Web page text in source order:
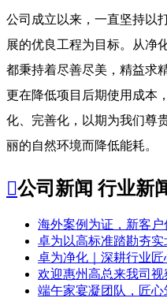
公司成立以来，一直坚持以
展的优良工程为目标。从净
都秉持着尽善尽美，精益求
更在降低项目后期使用成本
化、完善化，以期为我们尊
丽的自然环境而降低能耗。
公司新闻 行业新
海外案例为证，新客
卓为以高标准踏勘夯
卓为净化｜深耕行业
欢迎惠州高总来我司
端午家宴凝团队，匠